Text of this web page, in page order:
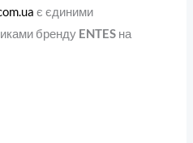
є єдиними
бренду ENTESна